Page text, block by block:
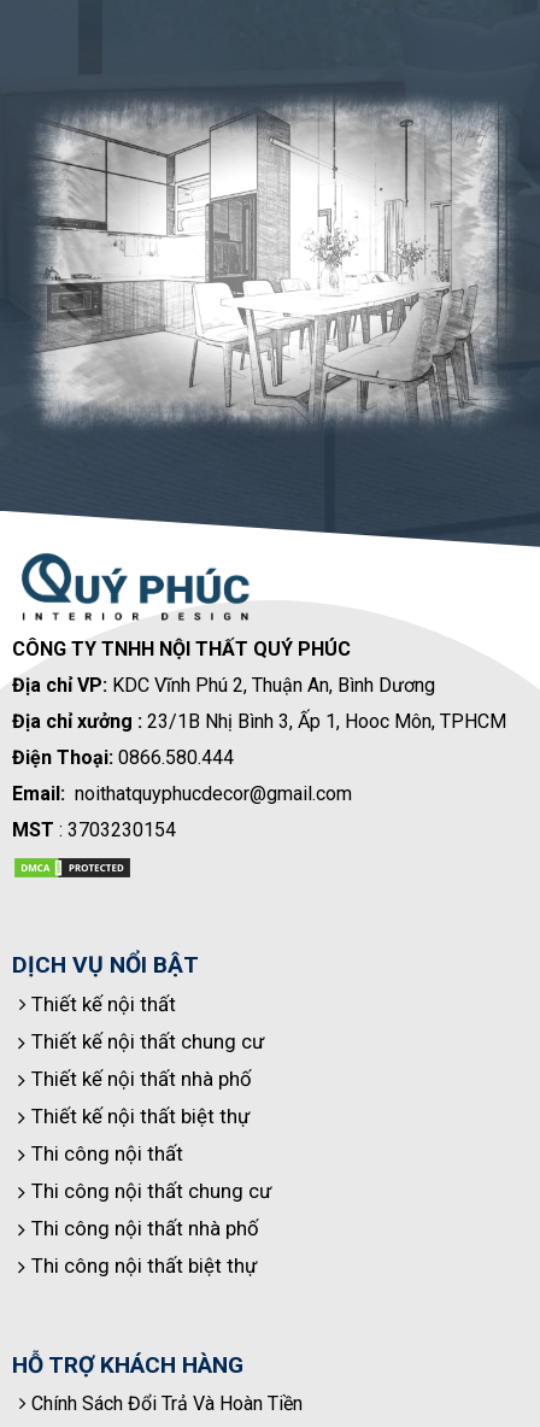
CÔNG TY TNHH NỘI THẤT QUÝ PHÚC
Địa chỉ VP: KDC Vĩnh Phú 2, Thuận An, Bình Dương
Địa chỉ xưởng :23/1B Nhị Bình 3, Ấp 1, Hooc Môn, TPHCM
Điện Thoại:0866.580.444
Email:noithatquyphucdecor@gmail.com
MST : 3703230154
DỊCH VỤ NỔI BẬT
Thiết kế nội thất
Thiết kế nội thất chung cư
Thiết kế nội thất nhà phố
Thiết kế nội thất biệt thự
Thi công nội thất
Thi công nội thất chung cư
Thi công nội thất nhà phố
Thi công nội thất biệt thự
HỖ TRỢ KHÁCH HÀNG
Chính Sách Đổi Trả Và Hoàn Tiền